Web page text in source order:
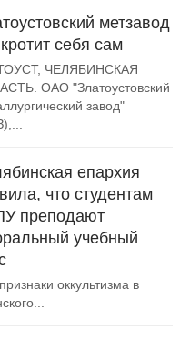
метзавод
себя сам
ЧЕЛЯБИНСКАЯ
ОАО "Златоустовский
завод"
епархия
что студентам
преподают
учебный
оккультизма в